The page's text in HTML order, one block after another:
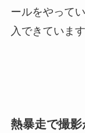
ールをやって
入できています
熱暴走で撮影